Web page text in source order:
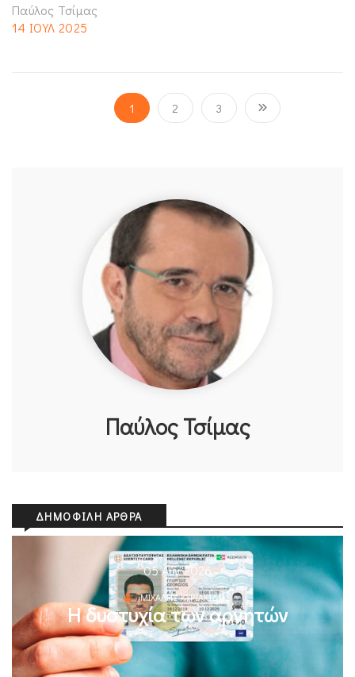
Παύλος Τσίμας
14 ΙΟΥΛ 2025
1 2 3
Παύλος Τσίμας
ΔΗΜΟΦΙΛΉ ΆΡΘΡΑ
05 Αυγ 2026
ΜΙΧΆΛΗΣ ΚΥΡΙΑΚΊΔΗΣ
Η δυστυχία των αρνητών